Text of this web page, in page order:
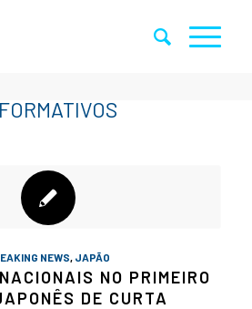
NEWS, JAPÃO
NO PRIMEIRO
DE CURTA